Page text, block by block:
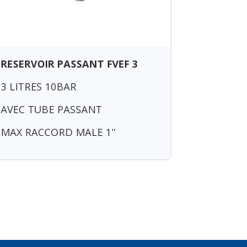
RESERVOIR PASSANT FVEF 3
3 LITRES 10BAR
AVEC TUBE PASSANT
MAX RACCORD MALE 1''